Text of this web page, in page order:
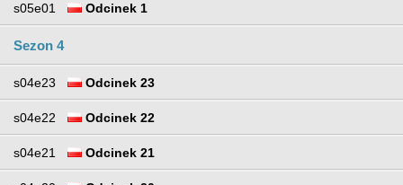
s05e01 Odcinek 1
Sezon 4
s04e23 Odcinek 23
s04e22 Odcinek 22
s04e21 Odcinek 21